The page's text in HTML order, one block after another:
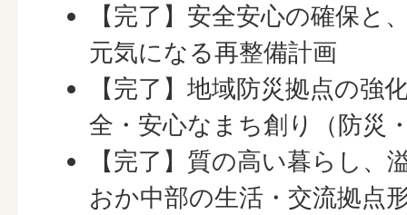
【完了】安全安心の確保と
元気になる再整備計画
【完了】地域防災拠点の強
全・安心なまち創り（防災
【完了】質の高い暮らし、
おか中部の生活・交流拠点